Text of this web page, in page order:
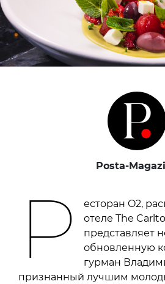
Posta-
Р
есторан O2,
отеле The
представляет
обновленную
гурман
признанный лучшим